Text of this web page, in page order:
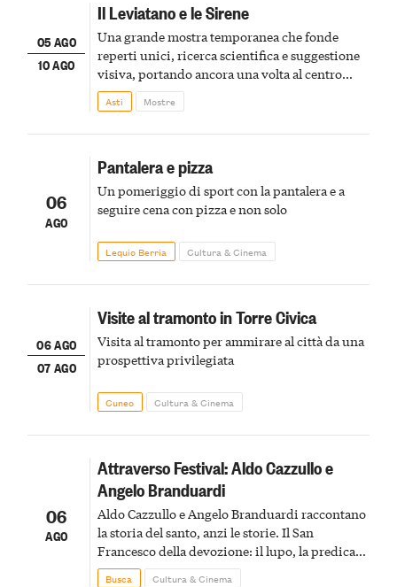
05 AGO
10 AGO
Il Leviatano e le Sirene
Una grande mostra temporanea che fonde
reperti unici, ricerca scientifica e suggestione
visiva, portando ancora una volta al centro
della scena le meraviglie del passato astigiano
Asti Mostre
06
AGO
Pantalera e pizza
Un pomeriggio di sport con la pantalera e a
seguire cena con pizza e non solo
Lequio Berria Cultura & Cinema
06 AGO
07 AGO
Visite al tramonto in Torre Civica
Visita al tramonto per ammirare al città da una
prospettiva privilegiata
Cuneo Cultura & Cinema
06
AGO
Attraverso Festival: Aldo Cazzullo e
Angelo Branduardi
Aldo Cazzullo e Angelo Branduardi raccontano
la storia del santo, anzi le storie. Il San
Francesco della devozione: il lupo, la predica
agli uccelli, le stimmate
Busca Cultura & Cinema